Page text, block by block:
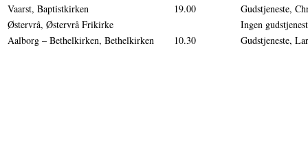
Vaarst, Baptistkirken
19.00
Gudstjeneste,
Østervrå, Østervrå Frikirke
Ingen
Aalborg – Bethelkirken, Bethelkirken
10.30 Gudstjeneste,